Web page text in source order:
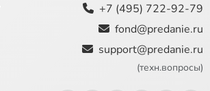
+7 (495) 722-92-79
fond@predanie.ru
support@predanie.ru
(техн.вопросы)